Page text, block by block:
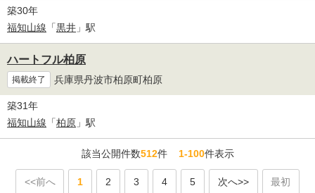
築30年
福知山線 「黒井 」駅
ハートフル柏原
掲載終了 兵庫県丹波市柏原町柏原
築31年
福知山線 「柏原 」駅
該当公開件数512件1-100件表示
<<前へ 1 2 3 4 5 次へ>> 最初